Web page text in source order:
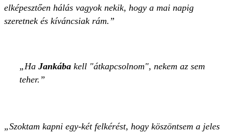
elképesztően hálás vagyok nekik, hogy a mai napig
szeretnek és kíváncsiak rám.”
Ha Jankába kell "átkapcsolnom", nekem az sem
teher.
„Szoktam kapni egy-két felkérést, hogy köszöntsem a jeles